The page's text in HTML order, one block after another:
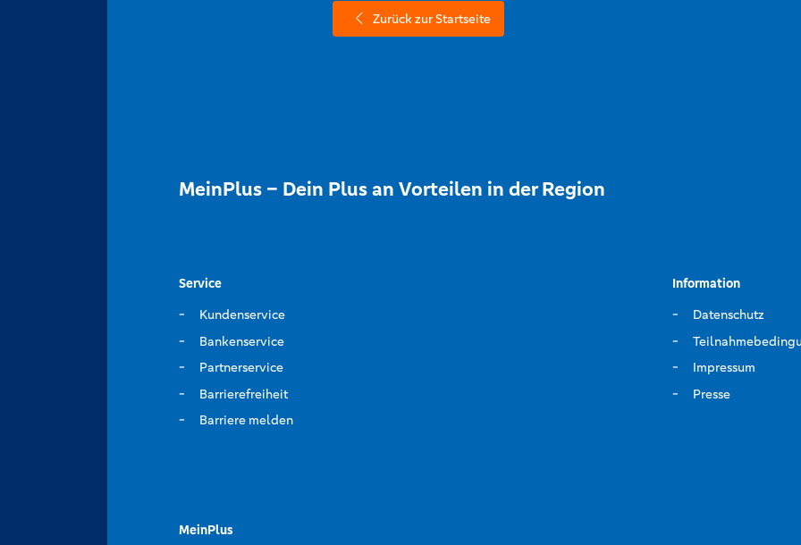
Zurück zur Startseite
MeinPlus – Dein Plus an Vorteilen in der Region
Service
Kundenservice
Bankenservice
Partnerservice
Barrierefreiheit
Barriere melden
Information
Datenschutz
Impressum
Presse
MeinPlus